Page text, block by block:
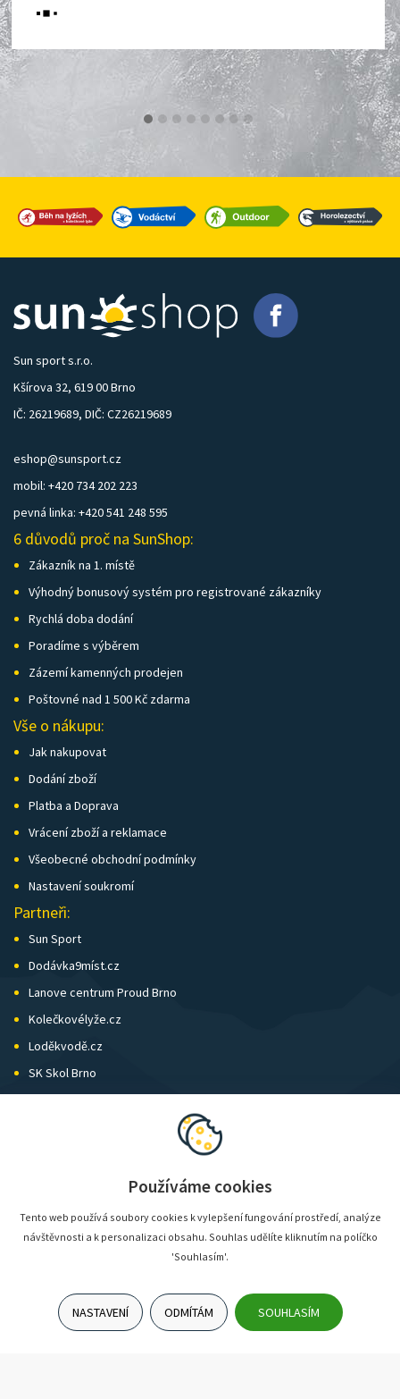
Sun sport s.r.o.
Kšírova 32, 619 00 Brno
IČ: 26219689, DIČ: CZ26219689
eshop@sunsport.cz
mobil: +420 734 202 223
pevná linka: +420 541 248 595
6 důvodů proč na SunShop:
Zákazník na 1. místě
Výhodný bonusový systém pro registrované zákazníky
Rychlá doba dodání
Poradíme s výběrem
Zázemí kamenných prodejen
Poštovné nad 1 500 Kč zdarma
Vše o nákupu:
Jak nakupovat
Dodání zboží
Platba a Doprava
Vrácení zboží a reklamace
Všeobecné obchodní podmínky
Nastavení soukromí
Partneři:
Sun Sport
Dodávka9míst.cz
Lanove centrum Proud Brno
Kolečkovélyže.cz
Loděkvodě.cz
SK Skol Brno
Biatlon Brno
Používáme cookies
Tento web používá soubory cookies k vylepšení fungování prostředí, analýze
návštěvnosti a k personalizaci obsahu. Souhlas udělíte kliknutím na políčko
'Souhlasím'.
NASTAVENÍ ODMÍTÁM SOUHLASÍM